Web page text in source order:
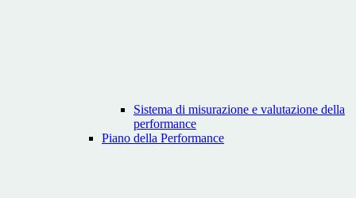
Sistema di misurazione e valutazione della
performance
Piano della Performance